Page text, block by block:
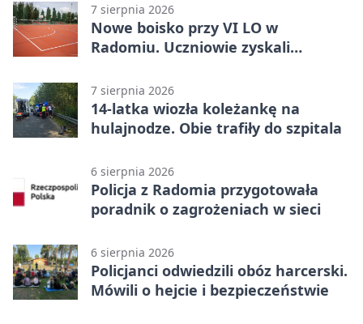
7 sierpnia 2026
Nowe boisko przy VI LO w
Radomiu. Uczniowie zyskali
7 sierpnia 2026
14-latka wiozła koleżankę na
hulajnodze. Obie trafiły do szpitala
6 sierpnia 2026
Policja z Radomia przygotowała
poradnik o zagrożeniach w sieci
6 sierpnia 2026
Policjanci odwiedzili obóz harcerski.
Mówili o hejcie i bezpieczeństwie